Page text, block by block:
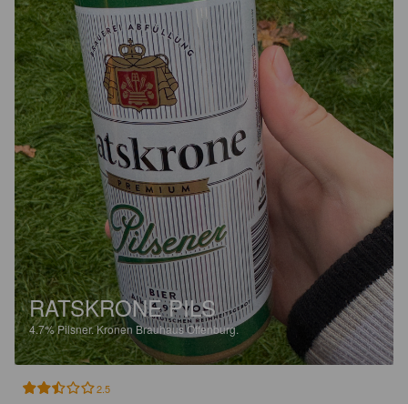
RATSKRONE PILS
4.7%Pilsner.Kronen Brauhaus Offenburg.
2.5